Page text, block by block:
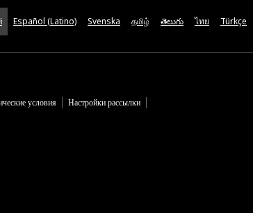
Español (Latino) Svenska தமிழ் తెలుగు ไทย Türkçe
условия Настройки рассылки